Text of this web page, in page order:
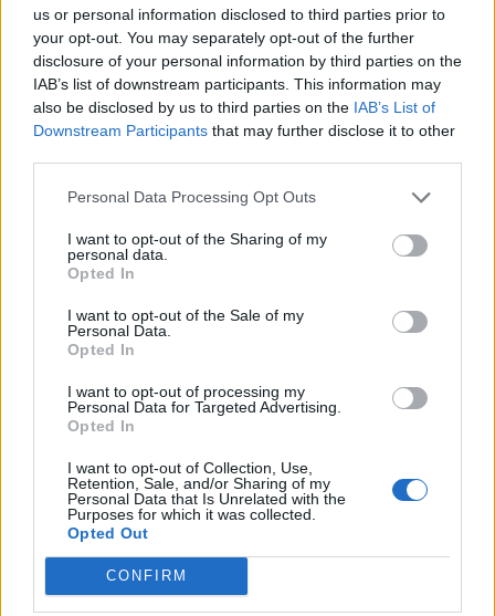
us or personal information disclosed to third parties prior to
your opt-out. You may separately opt-out of the further
disclosure of your personal information by third parties on the
IAB’s list of downstream participants. This information may
also be disclosed by us to third parties on the IAB’s List of
Downstream Participants that may further disclose it to other
Personal Data Processing Opt Outs
I want to opt-out of the Sharing of my
personal data.
Opted In
I want to opt-out of the Sale of my
Personal Data.
Opted In
I want to opt-out of processing my
Personal Data for Targeted Advertising.
Opted In
I want to opt-out of Collection, Use,
Retention, Sale, and/or Sharing of my
Personal Data that Is Unrelated with the
Purposes for which it was collected.
Opted Out
CONFIRM
Σε εντυπωσιακή απόχρωση “Dune” το Pixel 11
Pro XL
ByΓΙΏΡΓΟΣ ΓΡΊΒΑΣ 3 ημέρες ago
Motorola: ετοιμάζει δυναμική επιστροφή στα
Η πιο ταξιδιάρικη βαλίτσα του φετινού
καλοκαιριού έχει την υπογραφή της Xiaomi
By ΓΙΏΡΓΟΣ ΓΡΊΒΑΣ 4 ημέρες ago
Ρέθυμνο
ByΓΙΏΡΓΟΣ ΓΡΊΒΑΣ
ΕΤΙΚΕΤΕΣ
update